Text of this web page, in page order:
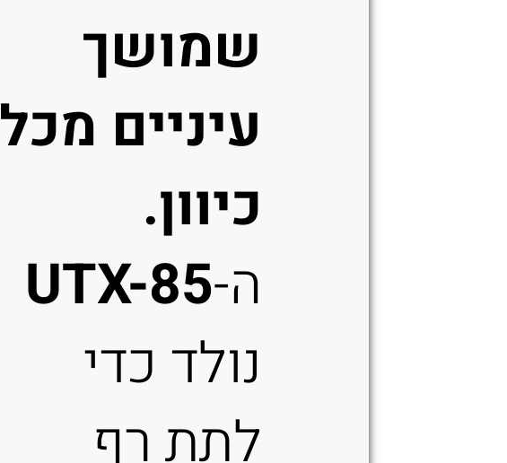
שמושך
עיניים מכל
כיוון.
ה-UTX-85
נולד כדי
לתת רף